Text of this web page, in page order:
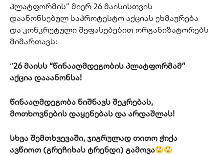
პლატფორმის” მიერ 26 მაისისთვის
დაანონსებულ საპროტესტო აქციას ეხმაურება
და კონკრეტული შეფასებებით ორგანიზატორებს
მიმართავს:
“26 მაისს “წინააღმდეგობის პლატფორმამ”
აქცია დააანონსა!
წინააღმდეგობა ნიშნავს შეკრებას,
მოთხოვნების დაყენებას და არდაშლას!
სხვა შემთხვევაში, ჯიგრულად თითო ჭიქა
ავწიოთ (გრეჩიხას ტრენდი) გამოვა